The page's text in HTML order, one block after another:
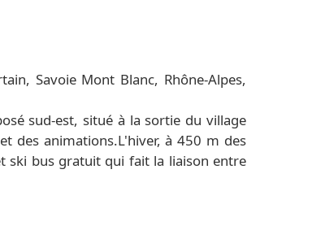
Savoie Mont Blanc, Rhône-Alpes,
sud-est, situé à la sortie du village
des animations.L'hiver, à 450 m des
ski bus gratuit qui fait la liaison entre